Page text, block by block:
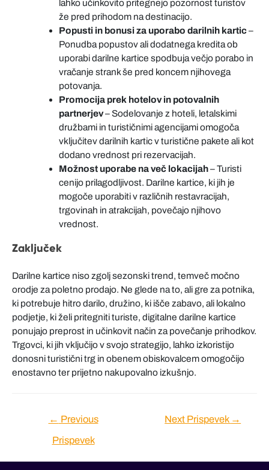
lahko učinkovito pritegnejo pozornost turistov
že pred prihodom na destinacijo.
Popusti in bonusi za uporabo darilnih kartic–
Ponudba popustov ali dodatnega kredita ob
uporabi darilne kartice spodbuja večjo porabo in
vračanje strank še pred koncem njihovega
potovanja.
Promocija prek hotelov in potovalnih
partnerjev– Sodelovanje z hoteli, letalskimi
družbami in turističnimi agencijami omogoča
vključitev darilnih kartic v turistične pakete ali kot
dodano vrednost pri rezervacijah.
Možnost uporabe na več lokacijah– Turisti
cenijo prilagodljivost. Darilne kartice, ki jih je
mogoče uporabiti v različnih restavracijah,
trgovinah in atrakcijah, povečajo njihovo
vrednost.
Zaključek
Darilne kartice niso zgolj sezonski trend, temveč močno
orodje za poletno prodajo. Ne glede na to, ali gre za potnika,
ki potrebuje hitro darilo, družino, ki išče zabavo, ali lokalno
podjetje, ki želi pritegniti turiste, digitalne darilne kartice
ponujajo preprost in učinkovit način za povečanje prihodkov.
Trgovci, ki jih vključijo v svojo strategijo, lahko izkoristijo
donosni turistični trg in obenem obiskovalcem omogočijo
enostavno ter prijetno nakupovalno izkušnjo.
Navigacija
prispevka
← Previous
Prispevek
Next Prispevek →